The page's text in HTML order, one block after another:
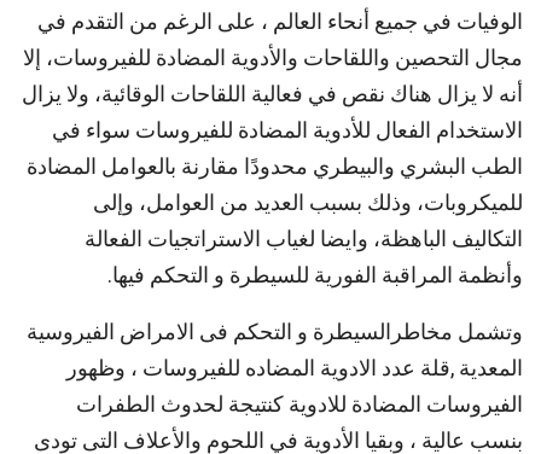
الوفيات في جميع أنحاء العالم ، على الرغم من التقدم في
مجال التحصين واللقاحات والأدوية المضادة للفيروسات، إلا
أنه لا يزال هناك نقص في فعالية اللقاحات الوقائية، ولا يزال
الاستخدام الفعال للأدوية المضادة للفيروسات سواء في
الطب البشري والبيطري محدودًا مقارنة بالعوامل المضادة
للميكروبات، وذلك بسبب العديد من العوامل، وإلى
التكاليف الباهظة، وايضا لغياب الاستراتجيات الفعالة
وأنظمة المراقبة الفورية للسيطرة و التحكم فيها.
وتشمل مخاطرالسيطرة و التحكم فى الامراض الفيروسية
المعدية ,قلة عدد الادوية المضاده للفيروسات ، وظهور
الفيروسات المضادة للادوية كنتيجة لحدوث الطفرات
بنسب عالية ، وبقيا الأدوية في اللحوم والأعلاف التى تودى